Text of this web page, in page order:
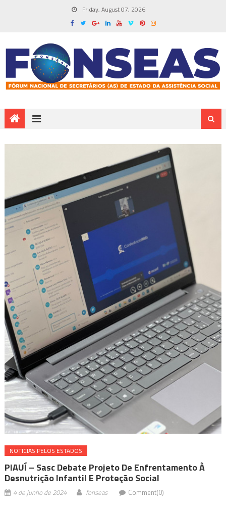
Friday, August 07, 2026
NOTICIAS PELOS ESTADOS
PIAUÍ – Sasc Debate Projeto De Enfrentamento À
Desnutrição Infantil E Proteção Social
4 de junho de 2024 fonseas Comment(0)